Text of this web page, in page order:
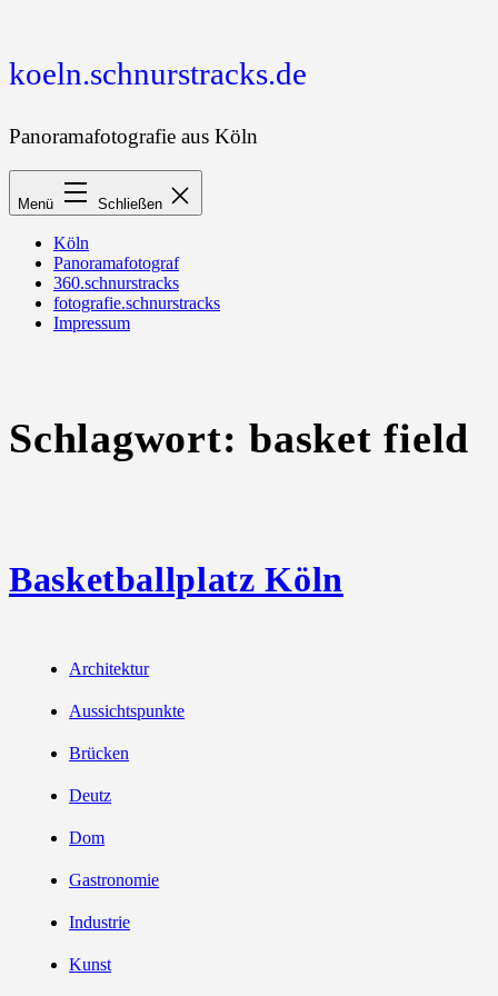
koeln.schnurstracks.de
Panoramafotografie aus Köln
Menü Schließen
Köln
Panoramafotograf
360.schnurstracks
fotografie.schnurstracks
Impressum
Schlagwort:basket field
Basketballplatz Köln
Architektur
Aussichtspunkte
Brücken
Deutz
Dom
Gastronomie
Industrie
Kunst